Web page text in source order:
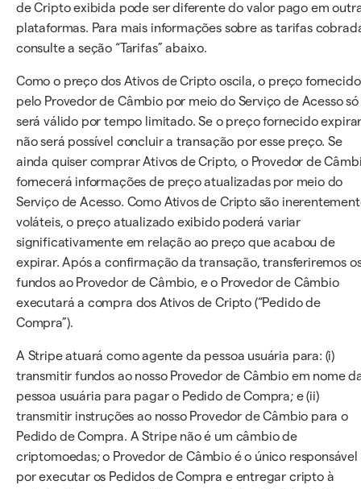
de Cripto exibida pode ser diferente do valor pago em
plataformas. Para mais informações sobre as tarifas
consulte a seção “Tarifas” abaixo.
Como o preço dos Ativos de Cripto oscila, o preço fornecido
pelo Provedor de Câmbio por meio do Serviço de Acesso só
será válido por tempo limitado. Se o preço fornecido
não será possível concluir a transação por esse preço. Se
ainda quiser comprar Ativos de Cripto, o Provedor de
fornecerá informações de preço atualizadas por meio do
Serviço de Acesso. Como Ativos de Cripto são
voláteis, o preço atualizado exibido poderá variar
significativamente em relação ao preço que acabou de
expirar. Após a confirmação da transação, transferiremos
fundos ao Provedor de Câmbio, e o Provedor de Câmbio
executará a compra dos Ativos de Cripto (“Pedido de
Compra”).
A Stripe atuará como agente da pessoa usuária para: (i)
transmitir fundos ao nosso Provedor de Câmbio em nome
pessoa usuária para pagar o Pedido de Compra; e (ii)
transmitir instruções ao nosso Provedor de Câmbio para o
Pedido de Compra. A Stripe não é um câmbio de
criptomoedas; o Provedor de Câmbio é o único responsável
por executar os Pedidos de Compra e entregar cripto à